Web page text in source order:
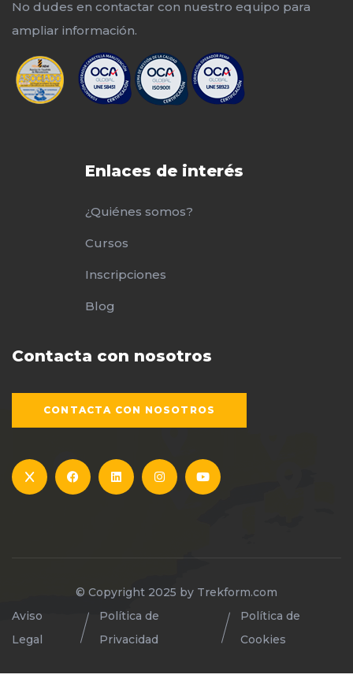
No dudes en contactar con nuestro equipo para
ampliar información.
Enlaces de interés
¿Quiénes somos?
Cursos
Inscripciones
Blog
Contacta con nosotros
CONTACTA CON NOSOTROS
© Copyright 2025 by Trekform.com
Aviso
Legal
Política de
Privacidad
Política de
Cookies